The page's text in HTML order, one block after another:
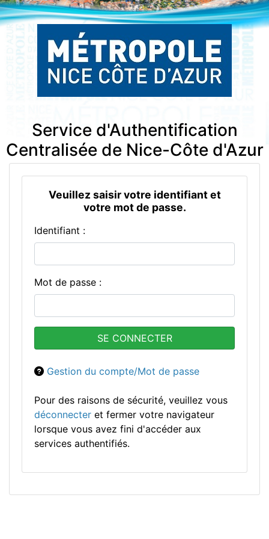
Service d'Authentification
Centralisée de Nice-Côte d'Azur
Veuillez saisir votre identifiant et
votre mot de passe.
Identifiant :
Mot de passe :
Gestion du compte/Mot de passe
Pour des raisons de sécurité, veuillez vous
déconnecter et fermer votre navigateur
lorsque vous avez fini d'accéder aux
services authentifiés.